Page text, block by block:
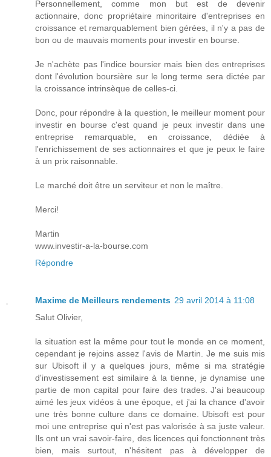
Personnellement, comme mon but est de devenir
actionnaire, donc propriétaire minoritaire d'entreprises en
croissance et remarquablement bien gérées, il n'y a pas de
bon ou de mauvais moments pour investir en bourse.
Je n'achète pas l'indice boursier mais bien des entreprises
dont l'évolution boursière sur le long terme sera dictée par
la croissance intrinsèque de celles-ci.
Donc, pour répondre à la question, le meilleur moment pour
investir en bourse c'est quand je peux investir dans une
entreprise remarquable, en croissance, dédiée à
l'enrichissement de ses actionnaires et que je peux le faire
à un prix raisonnable.
Le marché doit être un serviteur et non le maître.
Merci!
Martin
www.investir-a-la-bourse.com
Répondre
Maxime de Meilleurs rendements 29 avril 2014 à 11:08
Salut Olivier,
la situation est la même pour tout le monde en ce moment,
cependant je rejoins assez l'avis de Martin. Je me suis mis
sur Ubisoft il y a quelques jours, même si ma stratégie
d'investissement est similaire à la tienne, je dynamise une
partie de mon capital pour faire des trades. J'ai beaucoup
aimé les jeux vidéos à une époque, et j'ai la chance d'avoir
une très bonne culture dans ce domaine. Ubisoft est pour
moi une entreprise qui n'est pas valorisée à sa juste valeur.
Ils ont un vrai savoir-faire, des licences qui fonctionnent très
bien, mais surtout, n'hésitent pas à développer de